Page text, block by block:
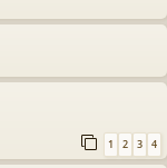
1 2 3 4